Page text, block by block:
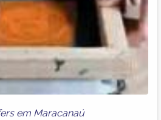
em Maracanaú